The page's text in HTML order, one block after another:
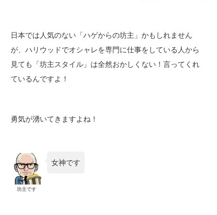
日本では人気のない「ハゲからの坊主」かもしれません
が、ハリウッドでオシャレを専門に仕事をしている人から
見ても「坊主スタイル」は全然おかしくない！言ってくれ
ているんですよ！
勇気が湧いてきますよね！
坊主です
女神です